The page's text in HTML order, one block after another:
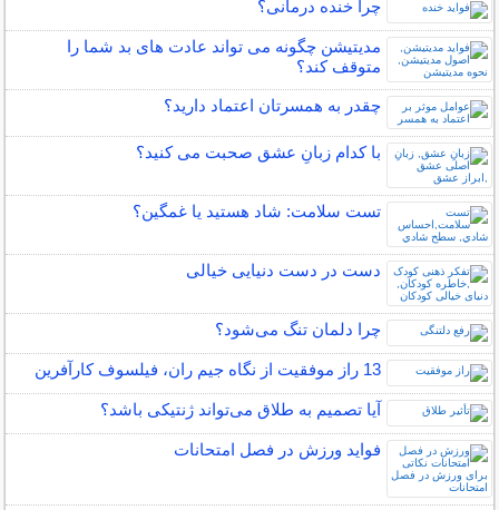
چرا خنده درمانی؟
مدیتیشن چگونه می تواند عادت های بد شما را
متوقف کند؟
چقدر به همسرتان اعتماد دارید؟
با کدام زبانِ عشق صحبت می کنید؟
تست سلامت: شاد هستيد يا غمگين؟
دست در دست دنیایی خیالی
چرا دلمان تنگ می‌شود؟
13 راز موفقیت از نگاه جیم ران، فیلسوف کارآفرین
آیا تصمیم به طلاق می‌تواند ژنتیکی باشد؟
فواید ورزش در فصل امتحانات